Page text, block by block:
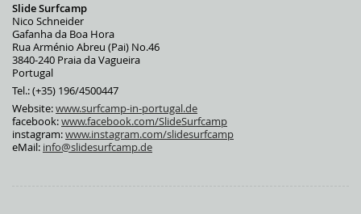
Slide Surfcamp
Nico Schneider
Gafanha da Boa Hora
Rua Arménio Abreu (Pai) No.46
3840-240 Praia da Vagueira
Portugal
Tel.: (+35) 196/4500447
Website:www.surfcamp-in-portugal.de
facebook:www.facebook.com/SlideSurfcamp
instagram:www.instagram.com/slidesurfcamp
eMail: info@slidesurfcamp.de